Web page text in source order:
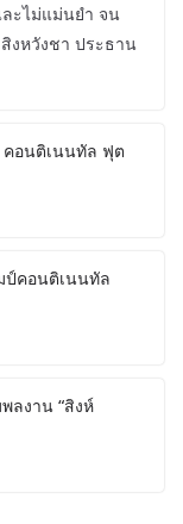
ละไม่แม่นยำ จน
งหวังชา ประธาน
คอนติเนนทัล ฟุต
ป์คอนติเนนทัล
ลงาน “สิงห์